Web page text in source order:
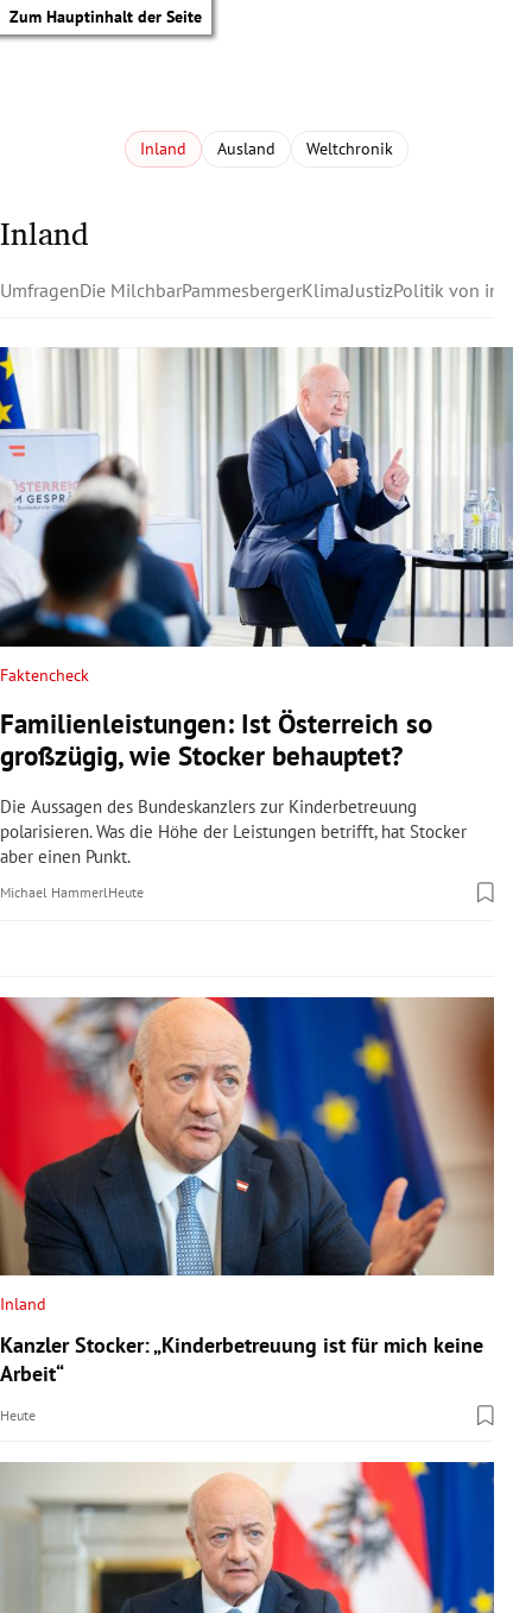
Zum Hauptinhalt der Seite
Untermenü
Untermenü
Untermenü
Untermenü
Untermenü
Untermenü
Untermenü
Untermenü
Inland Ausland Weltchronik
Inland
UmfragenDie MilchbarPammesbergerKlimaJustizPolitik von innen
Faktencheck
Familienleistungen: Ist Österreich so
großzügig, wie Stocker behauptet?
Die Aussagen des Bundeskanzlers zur Kinderbetreuung
polarisieren. Was die Höhe der Leistungen betrifft, hat Stocker
aber einen Punkt.
Michael HammerlHeute
Inland
Kanzler Stocker: „Kinderbetreuung ist für mich keine
Arbeit“
Heute